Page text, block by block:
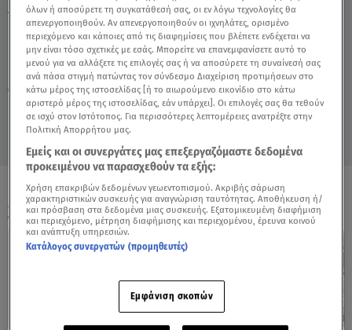
Πέμπτη 6 Αυγούστου 2026
13.01.21, 13:08
VIRAL
Πηγή: βίντεο από ruptly
TAGS: ΚΟΛΥΜΒΗΤΡΙΑ ΕΚΑΤΕΡΙΝΑ ΝΕΚΡΑΣΟΒΑ
ΟΛΑ ΤΑ ΒΙΝΤΕΟ
όλων ή αποσύρετε τη συγκατάθεσή σας, οι εν λόγω τεχνολογίες θα
απενεργοποιηθούν. Αν απενεργοποιηθούν οι ιχνηλάτες, ορισμένο
περιεχόμενο και κάποιες από τις διαφημίσεις που βλέπετε ενδέχεται να
μην είναι τόσο σχετικές με εσάς. Μπορείτε να επανεμφανίσετε αυτό το
μενού για να αλλάξετε τις επιλογές σας ή να αποσύρετε τη συναίνεσή σας
ανά πάσα στιγμή πατώντας τον σύνδεσμο Διαχείριση προτιμήσεων στο
κάτω μέρος της ιστοσελίδας [ή το αιωρούμενο εικονίδιο στο κάτω
αριστερό μέρος της ιστοσελίδας, εάν υπάρχει]. Οι επιλογές σας θα τεθούν
σε ισχύ στον Ιστότοπος. Για περισσότερες λεπτομέρειες ανατρέξτε στην
Πολιτική Απορρήτου μας.
Εμείς και οι συνεργάτες μας επεξεργαζόμαστε δεδομένα
προκειμένου να παρασχεθούν τα εξής:
Χρήση επακριβών δεδομένων γεωεντοπισμού. Ακριβής σάρωση
χαρακτηριστικών συσκευής για αναγνώριση ταυτότητας. Αποθήκευση ή/
και πρόσβαση στα δεδομένα μιας συσκευής. Εξατομικευμένη διαφήμιση
και περιεχόμενο, μέτρηση διαφήμισης και περιεχομένου, έρευνα κοινού
και ανάπτυξη υπηρεσιών.
Κατάλογος συνεργατών (προμηθευτές)
Εμφάνιση σκοπών